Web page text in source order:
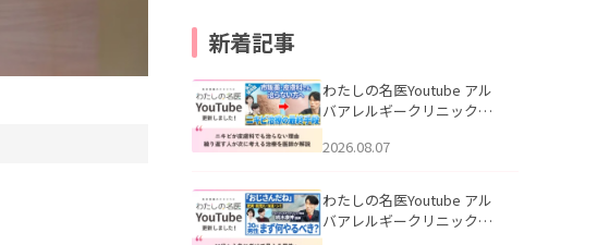
新着記事
わたしの名医Youtube アル
バアレルギークリニック札
らない理由｜繰り返す人が
説」を公開いたしました。
2026.08.07
わたしの名医Youtube アル
バアレルギークリニック札